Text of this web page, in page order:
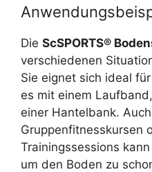
Die ScSPORTS®
verschiedenen
Sie eignet sich ideal
es mit einem
einer Hantelbank.
Gruppenfitnesskursen
Trainingssessions
um den Boden zu